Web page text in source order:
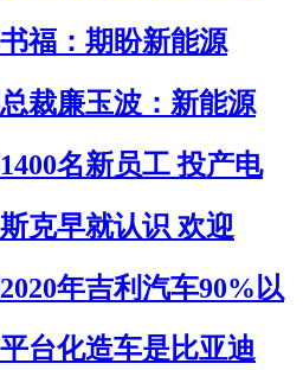
福：期盼新能源
裁廉玉波：新能源
名新员工 投产电
克早就认识 欢迎
年吉利汽车90%以
台化造车是比亚迪